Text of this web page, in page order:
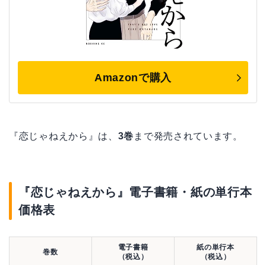
Amazonで購入
『恋じゃねえから』は、 3巻 まで発売されています。
『恋じゃねえから』電子書籍・紙の単行本
価格表
巻数
電子書籍
（税込）
紙の単行本
（税込）